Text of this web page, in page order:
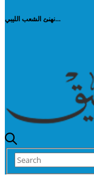
نهنئ الشعب الليبي...